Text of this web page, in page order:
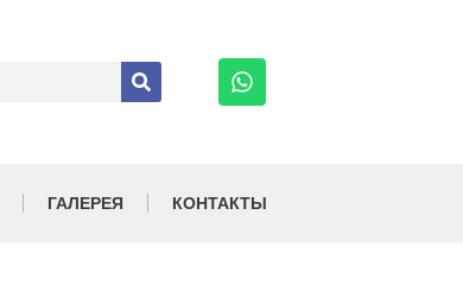
ГАЛЕРЕЯ КОНТАКТЫ